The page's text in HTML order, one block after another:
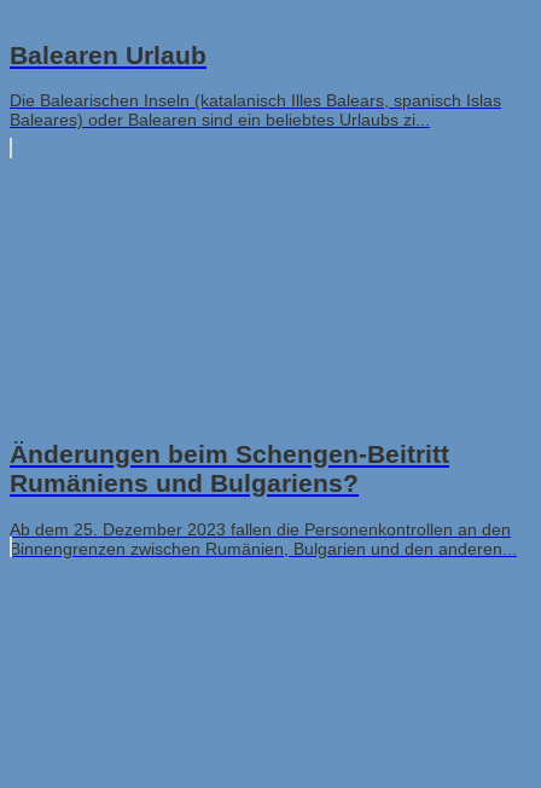
Balearen Urlaub
Die Balearischen Inseln (katalanisch Illes Balears, spanisch Islas
Baleares) oder Balearen sind ein beliebtes Urlaubs zi...
Änderungen beim Schengen-Beitritt
Rumäniens und Bulgariens?
Ab dem 25. Dezember 2023 fallen die Personenkontrollen an den
Binnengrenzen zwischen Rumänien, Bulgarien und den anderen...